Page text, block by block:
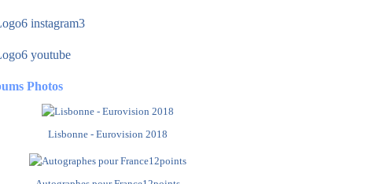
Photos
Lisbonne - Eurovision 2018